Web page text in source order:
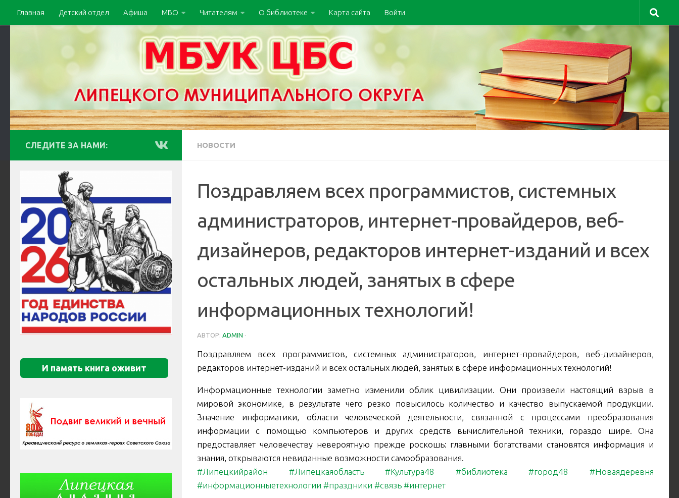
Главная Детский отдел Афиша МБО Читателям О библиотеке Карта сайта Войти
НОВОСТИ
Поздравляем всех программистов, системных
администраторов, интернет-провайдеров, веб-
дизайнеров, редакторов интернет-изданий и всех
остальных людей, занятых в сфере
информационных технологий!
АВТОР: ADMIN ·
Поздравляем всех программистов, системных администраторов, интернет-провайдеров, веб-дизайнеров,
редакторов интернет-изданий и всех остальных людей, занятых в сфере информационных технологий!
Информационные технологии заметно изменили облик цивилизации. Они произвели настоящий взрыв в
мировой экономике, в результате чего резко повысилось количество и качество выпускаемой продукции.
Значение информатики, области человеческой деятельности, связанной с процессами преобразования
информации с помощью компьютеров и других средств вычислительной техники, гораздо шире. Она
предоставляет человечеству невероятную прежде роскошь: главными богатствами становятся информация и
знания, открываются невиданные возможности самообразования.
#Липецкийрайон
#Липецкаяобласть #Культура48 #библиотека #город48
#Новаядеревня
#информационныетехнологии #праздники #связь #интернет
СЛЕДИТЕ ЗА НАМИ:
И память книга оживит